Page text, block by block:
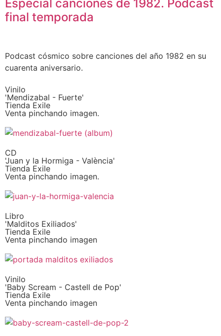
Especial canciones de 1982. Podcast
final temporada
Podcast cósmico sobre canciones del año 1982 en su
cuarenta aniversario.
Vinilo
'Mendizabal - Fuerte'
Tienda Exile
Venta pinchando imagen.
CD
'Juan y la Hormiga - València'
Tienda Exile
Venta pinchando imagen.
Libro
'Malditos Exiliados'
Tienda Exile
Venta pinchando imagen
Vinilo
'Baby Scream - Castell de Pop'
Tienda Exile
Venta pinchando imagen